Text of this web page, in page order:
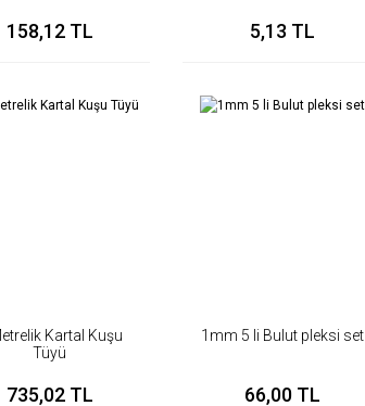
158,12 TL 5,13 TL
Kartal Kuşu
Tüyü
735,02 TL
1mm 5 li Bulut pleksi set
66,00 TL